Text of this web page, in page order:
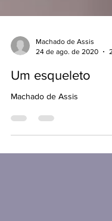
24 de ago. de 2020
Um esqueleto
Machado de Assis